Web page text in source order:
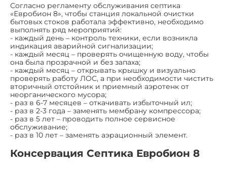
Согласно регламенту обслуживания септика
«Евробион 8», чтобы станция локальной очистки
бытовых стоков работала эффективно, необходимо
выполнять ряд мероприятий:
- каждый день – контроль техники, если возникла
индикация аварийной сигнализации;
- каждый месяц – проверять очищенную воду, чтобы
она была прозрачной и без запаха;
- каждый месяц – открывать крышку и визуально
проверять работу ЛОС, а при необходимости чистить
вторичный отстойник и приемный аэротенк от
неорганического мусора;
- раз в 6-7 месяцев – откачивать избыточный ил;
- раз в 2-3 года – заменять мембрану компрессора;
- раз в 5 лет – проводить полное сервисное
обслуживание;
- раз в 10 лет – заменять аэрационный элемент.
Консервация Септика Евробион 8